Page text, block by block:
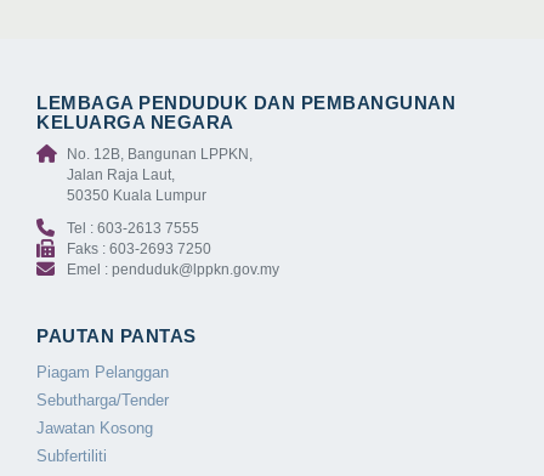
LEMBAGA PENDUDUK DAN PEMBANGUNAN
KELUARGA NEGARA
No. 12B, Bangunan LPPKN,
Jalan Raja Laut,
50350 Kuala Lumpur
Tel : 603-2613 7555
Faks : 603-2693 7250
Emel : penduduk@lppkn.gov.my
PAUTAN PANTAS
Piagam Pelanggan
Sebutharga/Tender
Jawatan Kosong
Subfertiliti